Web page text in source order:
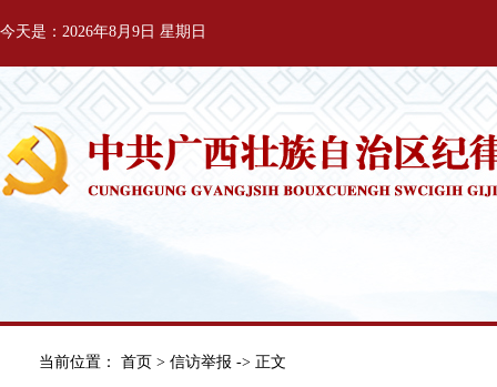
今天是：2026年8月9日 星期日
当前位置： 首页 > 信访举报 -> 正文